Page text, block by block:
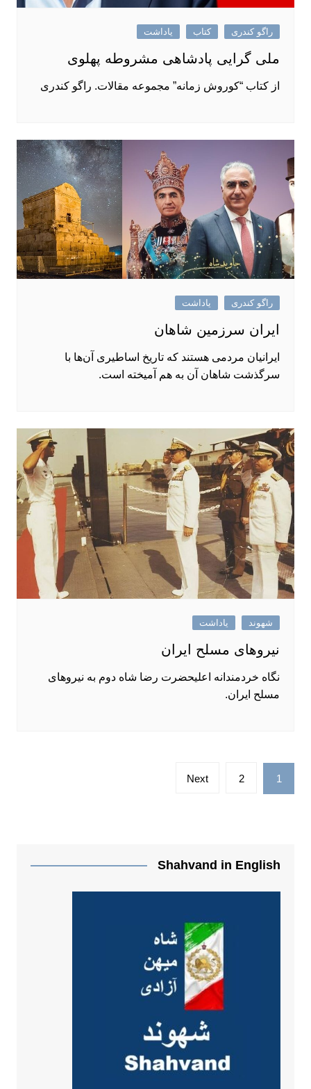
راگو کندری کتاب یاداشت
ملی گرایی پادشاهی مشروطه پهلوی
از کتاب “کوروش زمانه” مجموعه مقالات. راگو کندری
راگو کندری یاداشت
ایران سرزمین شاهان
ایرانیان مردمی هستند که تاریخ اساطیری آن‌ها با
سرگذشت شاهان آن به هم آمیخته ‌است.
شهوند یاداشت
نیروهای مسلح ایران
نگاه خردمندانه اعلیحضرت رضا شاه دوم به نیروهای
مسلح ایران.
صفحه‌بندی
نوشته‌ها
1
2
Next
Shahvand in English